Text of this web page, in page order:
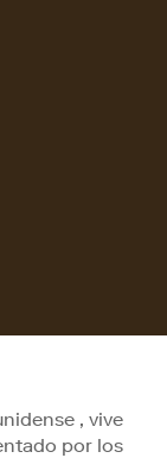
, vive
por los